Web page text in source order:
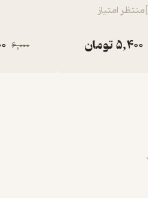
منتظر امتیاز
5,400تومان 6,000